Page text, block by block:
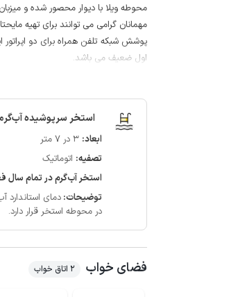
محوطه ویلا با دیوار محصور شده و
مهمانان گرامی می توانند برای تهیه مایحتاج
اول ضعیف می باشد.
استخر سرپوشیده
ابعاد: 3 در 7 متر
تصفیه: اتوماتیک
استخر آب‌گرم در تمام سال
توضیحات: دمای استاندارد آب‌گرم
در محوطه استخر قرار دارد.
فضای خواب 2 اتاق خواب